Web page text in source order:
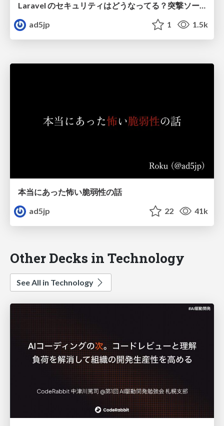
Laravel のセキュリティはどうなってる？突撃ソースコードリーディング（PHPカンファレンス福岡2024）
ad5jp
1 1.5k
本当にあった怖い脆弱性の話
ad5jp
22 41k
Other Decks in Technology
See All in Technology